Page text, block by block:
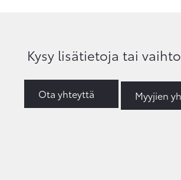
Kysy lisätietoja tai
Ota yhteyttä Myyjien